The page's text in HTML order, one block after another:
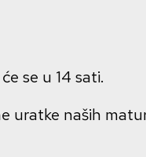
se u 14 sati.
uratke naših